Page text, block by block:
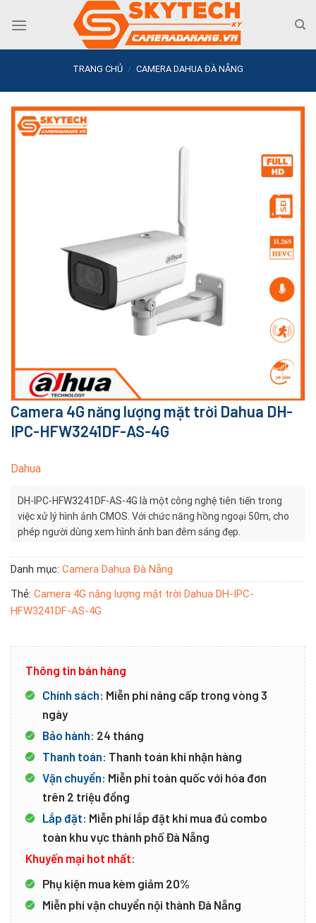
TRANG CHỦ / CAMERA DAHUA ĐÀ NẴNG
Camera 4G năng lượng mặt trời Dahua DH-
IPC-HFW3241DF-AS-4G
Dahua
DH-IPC-HFW3241DF-AS-4G là một công nghệ tiên tiến trong
việc xử lý hình ảnh CMOS. Với chức năng hồng ngoại 50m, cho
phép người dùng xem hình ảnh ban đêm sáng đẹp.
Danh mục: Camera Dahua Đà Nẵng
Thẻ: Camera 4G năng lượng mặt trời Dahua DH-IPC-
HFW3241DF-AS-4G
Thông tin bán hàng
Chính sách: Miễn phí nâng cấp trong vòng 3
ngày
Bảo hành: 24 tháng
Thanh toán: Thanh toán khi nhận hàng
Vận chuyển: Miễn phí toàn quốc với hóa đơn
trên 2 triệu đồng
Lắp đặt: Miễn phí lắp đặt khi mua đủ combo
toàn khu vực thành phố Đà Nẵng
Khuyến mại hot nhất:
Phụ kiện mua kèm giảm 20%
Miễn phí vận chuyển nội thành Đà Nẵng